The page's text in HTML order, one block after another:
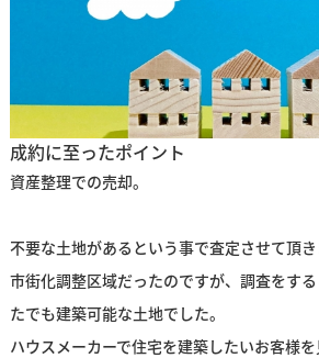
成約に至ったポイント
資産整理での売却。
不要な土地があるという事で査定させて頂き
市街化調整区域だったのですが、調査をす
たでも建築可能な土地でした。
ハウスメーカーで住宅を建築したいお客様を